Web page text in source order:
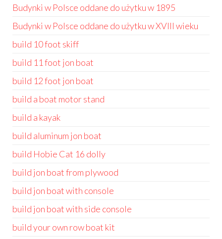
Budynki w Polsce oddane do użytku w 1895
Budynki w Polsce oddane do użytku w XVIII wieku
build 10 foot skiff
build 11 foot jon boat
build 12 foot jon boat
build a boat motor stand
build a kayak
build aluminum jon boat
build Hobie Cat 16 dolly
build jon boat from plywood
build jon boat with console
build jon boat with side console
build your own row boat kit